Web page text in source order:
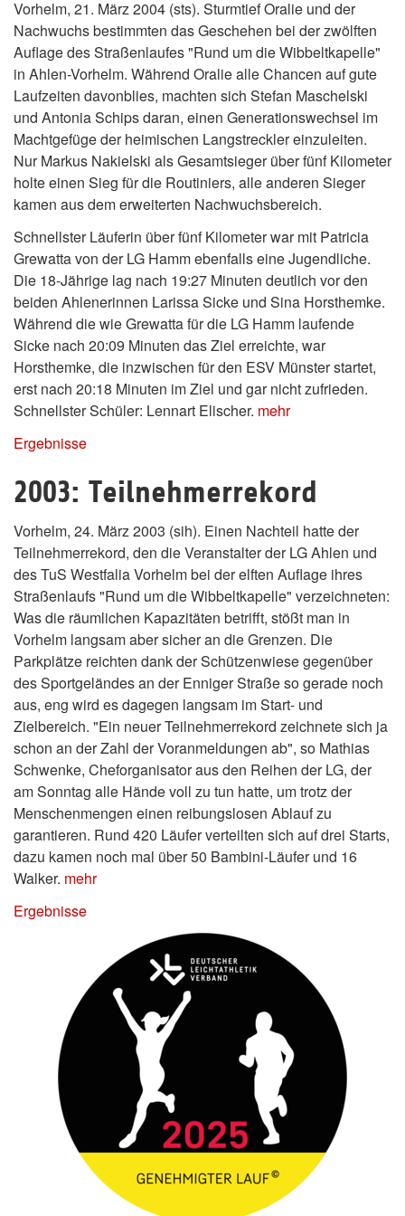
Vorhelm, 21. März 2004 (sts). Sturmtief Oralie und der
Nachwuchs bestimmten das Geschehen bei der zwölften
Auflage des Straßenlaufes "Rund um die Wibbeltkapelle"
in Ahlen-Vorhelm. Während Oralie alle Chancen auf gute
Laufzeiten davonblies, machten sich Stefan Maschelski
und Antonia Schips daran, einen Generationswechsel im
Machtgefüge der heimischen Langstreckler einzuleiten.
Nur Markus Nakielski als Gesamtsieger über fünf Kilometer
holte einen Sieg für die Routiniers, alle anderen Sieger
kamen aus dem erweiterten Nachwuchsbereich.
Schnellster Läuferin über fünf Kilometer war mit Patricia
Grewatta von der LG Hamm ebenfalls eine Jugendliche.
Die 18-Jährige lag nach 19:27 Minuten deutlich vor den
beiden Ahlenerinnen Larissa Sicke und Sina Horsthemke.
Während die wie Grewatta für die LG Hamm laufende
Sicke nach 20:09 Minuten das Ziel erreichte, war
Horsthemke, die inzwischen für den ESV Münster startet,
erst nach 20:18 Minuten im Ziel und gar nicht zufrieden.
Schnellster Schüler: Lennart Elischer. mehr
Ergebnisse
2003: Teilnehmerrekord
Vorhelm, 24. März 2003 (sih). Einen Nachteil hatte der
Teilnehmerrekord, den die Veranstalter der LG Ahlen und
des TuS Westfalia Vorhelm bei der elften Auflage ihres
Straßenlaufs "Rund um die Wibbeltkapelle" verzeichneten:
Was die räumlichen Kapazitäten betrifft, stößt man in
Vorhelm langsam aber sicher an die Grenzen. Die
Parkplätze reichten dank der Schützenwiese gegenüber
des Sportgeländes an der Enniger Straße so gerade noch
aus, eng wird es dagegen langsam im Start- und
Zielbereich. "Ein neuer Teilnehmerrekord zeichnete sich ja
schon an der Zahl der Voranmeldungen ab", so Mathias
Schwenke, Cheforganisator aus den Reihen der LG, der
am Sonntag alle Hände voll zu tun hatte, um trotz der
Menschenmengen einen reibungslosen Ablauf zu
garantieren. Rund 420 Läufer verteilten sich auf drei Starts,
dazu kamen noch mal über 50 Bambini-Läufer und 16
Walker. mehr
Ergebnisse